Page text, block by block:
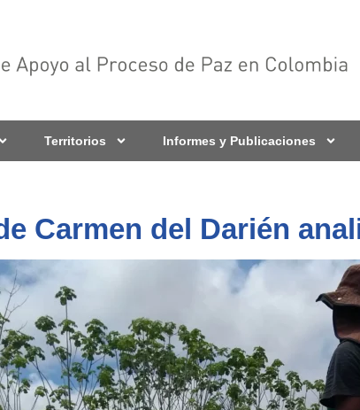
Territorios Informes y Publicaciones
Carmen del Darién